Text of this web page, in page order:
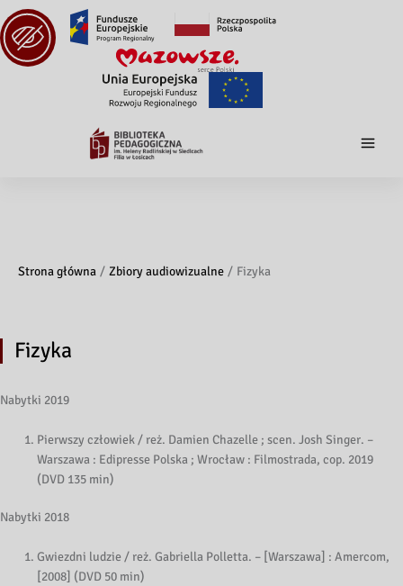
Strona główna Zbiory audiowizualne Fizyka
Fizyka
Nabytki 2019
Pierwszy człowiek / reż. Damien Chazelle ; scen. Josh Singer. –
Warszawa : Edipresse Polska ; Wrocław : Filmostrada, cop. 2019
(DVD 135 min)
Nabytki 2018
Gwiezdni ludzie / reż. Gabriella Polletta. – [Warszawa] : Amercom,
[2008] (DVD 50 min)